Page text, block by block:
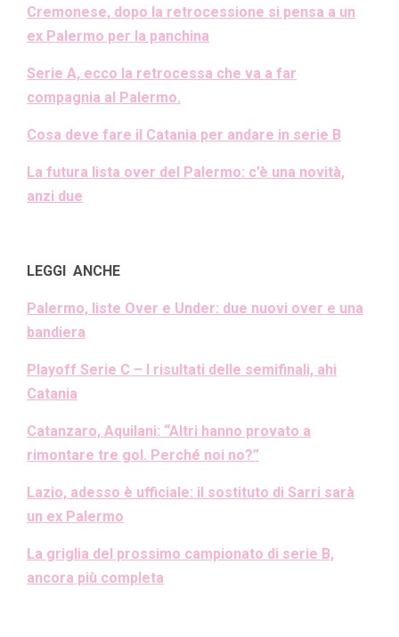
Cremonese, dopo la retrocessione si pensa a un
ex Palermo per la panchina
Serie A, ecco la retrocessa che va a far
compagnia al Palermo.
Cosa deve fare il Catania per andare in serie B
La futura lista over del Palermo: c’è una novità,
anzi due
LEGGI ANCHE
Palermo, liste Over e Under: due nuovi over e una
bandiera
Playoff Serie C – I risultati delle semifinali, ahi
Catania
Catanzaro, Aquilani: “Altri hanno provato a
rimontare tre gol. Perché noi no?”
Lazio, adesso è ufficiale: il sostituto di Sarri sarà
un ex Palermo
La griglia del prossimo campionato di serie B,
ancora più completa